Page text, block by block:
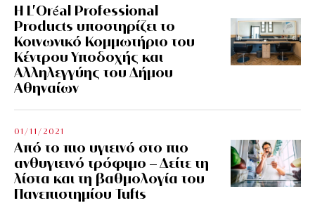
Η L’Οréal Professional
Products υποστηρίζει το
Κοινωνικό Κομμωτήριο του
Κέντρου Υποδοχής και
Αλληλεγγύης του Δήμου
Αθηναίων
01/11/2021
Από το πιο υγιεινό στο πιο
ανθυγιεινό τρόφιμο – Δείτε τη
λίστα και τη βαθμολογία του
Πανεπιστημίου Tufts